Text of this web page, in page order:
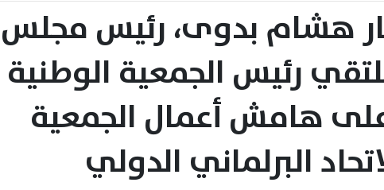
هشام بدوى، رئيس مجلس
رئيس الجمعية الوطنية
على هامش أعمال الجمعية